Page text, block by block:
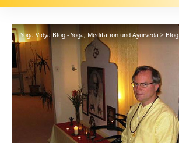
Yoga Vidya Blog - Yoga, Meditation und Ayurveda > Blog